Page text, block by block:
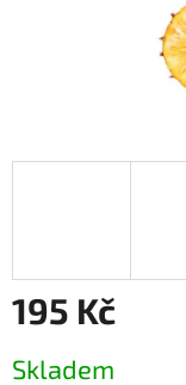
195 Kč
cena:
Skladem